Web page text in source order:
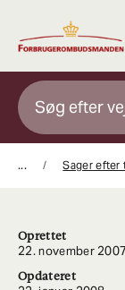
indhold
... Sager efter
Oprettet
22. november 2007
Opdateret